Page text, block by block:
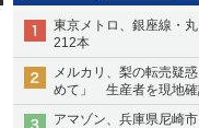
東京メトロ、銀座線・
212本
メルカリ、梨の転売疑
めて」 生産者を現地
アマゾン、兵庫県尼崎